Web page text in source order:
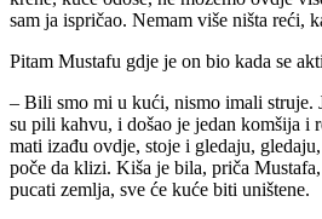
sam ja ispričao. Nemam više ništa reći,
Pitam Mustafu gdje je on bio kada se
– Bili smo mi u kući, nismo imali struje.
su pili kahvu, i došao je jedan komšija i
mati izađu ovdje, stoje i gledaju,
poče da klizi. Kiša je bila, priča
pucati zemlja, sve će kuće biti uništene.